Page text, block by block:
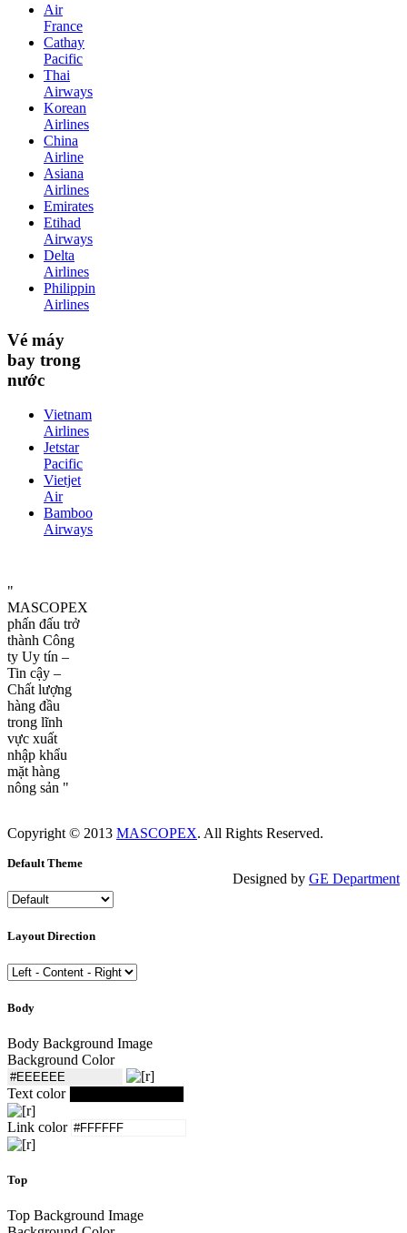
Air
France
Cathay
Pacific
Thai
Airways
Korean
Airlines
China
Airline
Asiana
Airlines
Emirates
Etihad
Airways
Delta
Airlines
Philippin
Airlines
Vé máy
bay trong
nước
Vietnam
Airlines
Jetstar
Pacific
Vietjet
Air
Bamboo
Airways
"
MASCOPEX
phấn đấu trở
thành Công
ty Uy tín –
Tin cậy –
Chất lượng
hàng đầu
trong lĩnh
vực xuất
nhập khẩu
mặt hàng
nông sản "
Copyright © 2013 MASCOPEX. All Rights Reserved.
Designed by GE Department
Default Theme
Layout Direction
Body
Body Background Image
Background Color
Text color
Link color
Top
Top Background Image